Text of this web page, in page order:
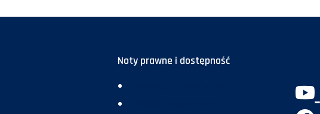
Noty prawne i dostępność